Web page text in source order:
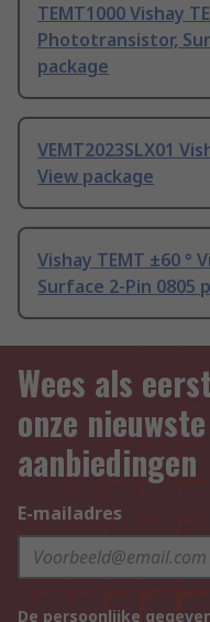
TEMT1000 Vishay
Phototransistor,
package
VEMT2023SLX01
View package
Vishay TEMT ±60
Surface 2-Pin 0805
Wees als
onze
aanbiedingen
E-mailadres
De persoonlijke